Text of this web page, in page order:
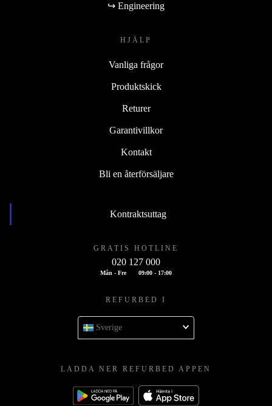
↪ Engineering
HJÄLP
Vanliga frågor
Produktskick
Returer
Garantivillkor
Kontakt
Bli en återförsäljare
Kontraktsuttag
GRATIS HOTLINE
020 127 000
Mån - Fre 09:00 - 17:00
REFURBED I
Sverige
LADDA NER REFURBED APPEN